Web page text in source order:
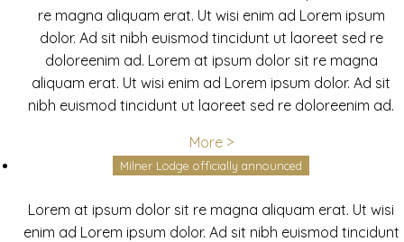
re magna aliquam erat. Ut wisi enim ad Lorem ipsum
dolor. Ad sit nibh euismod tincidunt ut laoreet sed re
doloreenim ad. Lorem at ipsum dolor sit re magna
aliquam erat. Ut wisi enim ad Lorem ipsum dolor. Ad sit
nibh euismod tincidunt ut laoreet sed re doloreenim ad.
More >
Milner Lodge officially announced
Lorem at ipsum dolor sit re magna aliquam erat. Ut wisi
enim ad Lorem ipsum dolor. Ad sit nibh euismod tincidunt